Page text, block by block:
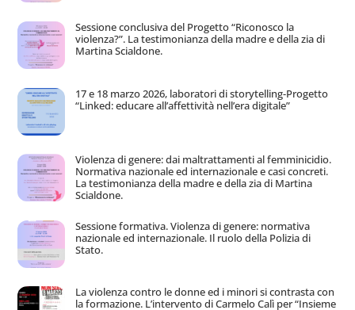
Sessione conclusiva del Progetto “Riconosco la
violenza?”. La testimonianza della madre e della zia di
Martina Scialdone.
17 e 18 marzo 2026, laboratori di storytelling-Progetto
“Linked: educare all’affettività nell’era digitale”
Violenza di genere: dai maltrattamenti al femminicidio.
Normativa nazionale ed internazionale e casi concreti.
La testimonianza della madre e della zia di Martina
Scialdone.
Sessione formativa. Violenza di genere: normativa
nazionale ed internazionale. Il ruolo della Polizia di
Stato.
La violenza contro le donne ed i minori si contrasta con
la formazione. L’intervento di Carmelo Calì per “Insieme